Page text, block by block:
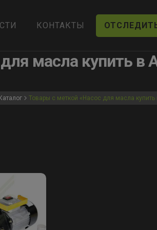
КОНТАКТЫ
масла купить в
Каталог Товары с меткой «Насос для масла купить